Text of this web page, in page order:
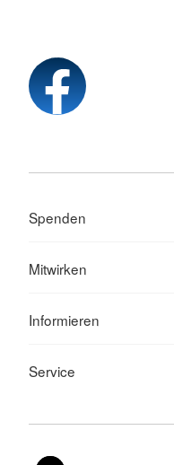
Spenden
Mitwirken
Informieren
Service
Sprache wechseln zu